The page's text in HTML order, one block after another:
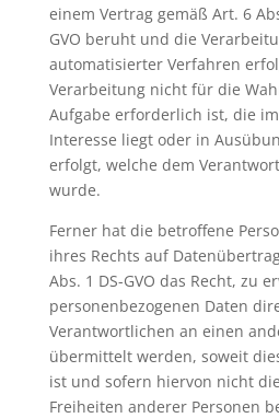
einem Vertrag gemäß Art. 6
GVO beruht und die
automatisierter Verfahren
Verarbeitung nicht für die
Aufgabe erforderlich ist, die
Interesse liegt oder in
erfolgt, welche dem
wurde.
Ferner hat die betroffene
ihres Rechts auf
Abs. 1 DS-GVO das Recht, zu
personenbezogenen Daten
Verantwortlichen an einen
übermittelt werden, soweit
ist und sofern hiervon nicht
Freiheiten anderer Personen